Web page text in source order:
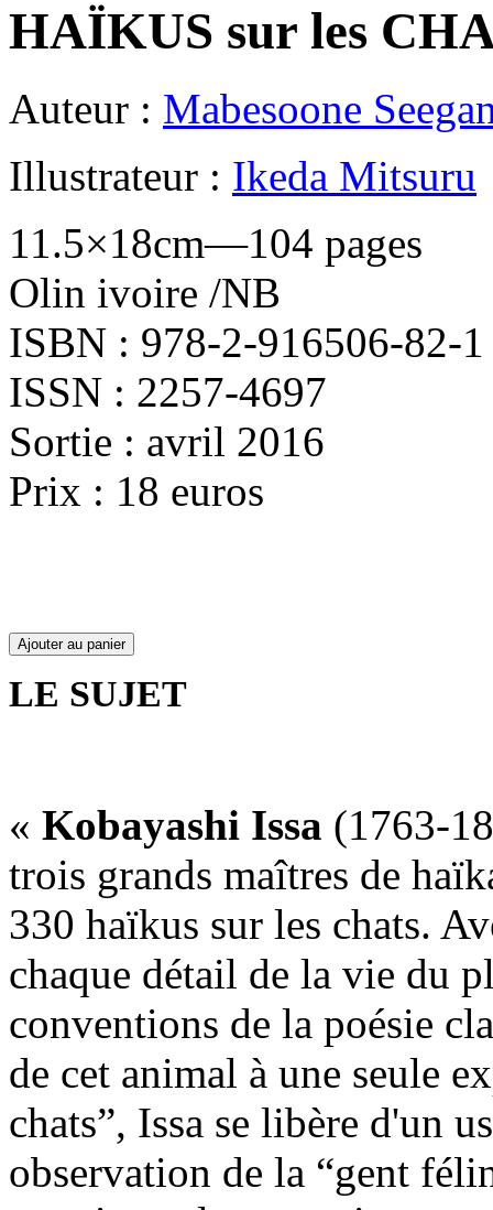
HAÏKUS sur les
Auteur : Mabesoone
Illustrateur : Ikeda Mitsuru
11.5×18cm—104 pages
Olin ivoire /NB
ISBN : 978-2-916506-82-1
ISSN : 2257-4697
Sortie : avril 2016
Prix : 18 euros
LE SUJET
« Kobayashi Issa (1763-
trois grands maîtres de
330 haïkus sur les chats.
chaque détail de la vie du
conventions de la poésie
de cet animal à une seule
chats”, Issa se libère d'un
observation de la “gent